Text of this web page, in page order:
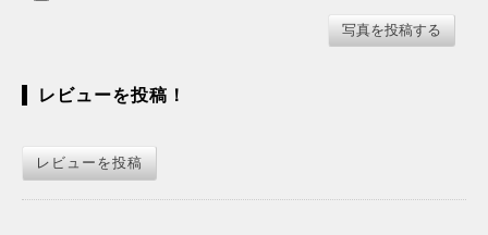
レビューを投稿！
レビューを投稿